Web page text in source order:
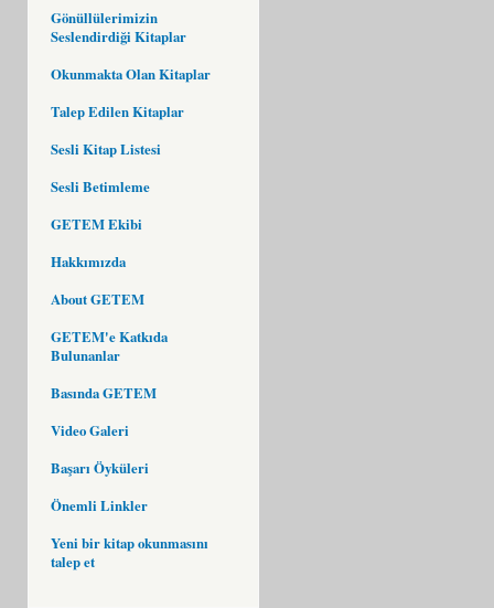
Gönüllülerimizin
Seslendirdiği Kitaplar
Okunmakta Olan Kitaplar
Talep Edilen Kitaplar
Sesli Kitap Listesi
Sesli Betimleme
GETEM Ekibi
Hakkımızda
About GETEM
GETEM'e Katkıda
Bulunanlar
Basında GETEM
Video Galeri
Başarı Öyküleri
Önemli Linkler
Yeni bir kitap okunmasını
talep et